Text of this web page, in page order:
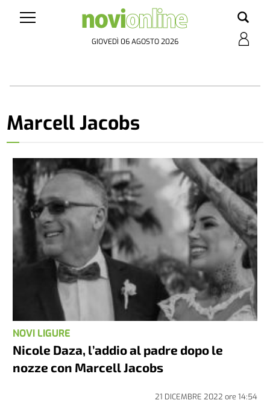
GIOVEDÌ 06 AGOSTO 2026
Marcell Jacobs
NOVI LIGURE
Nicole Daza, l’addio al padre dopo le
nozze con Marcell Jacobs
21 DICEMBRE 2022 ore 14:54